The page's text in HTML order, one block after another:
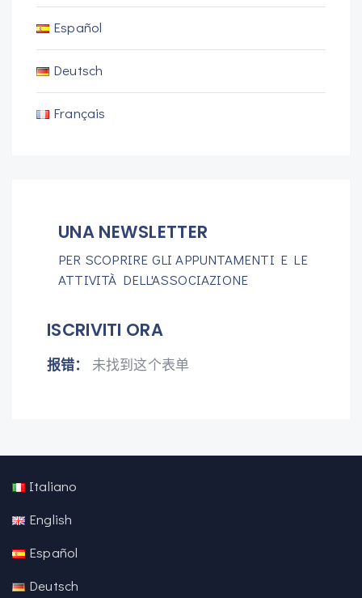
Español
Deutsch
Français
UNA NEWSLETTER
PER SCOPRIRE GLI APPUNTAMENTI E LE
ATTIVITÀ DELL'ASSOCIAZIONE
ISCRIVITI ORA
报错： 未找到这个表单
Italiano
English
Español
Deutsch